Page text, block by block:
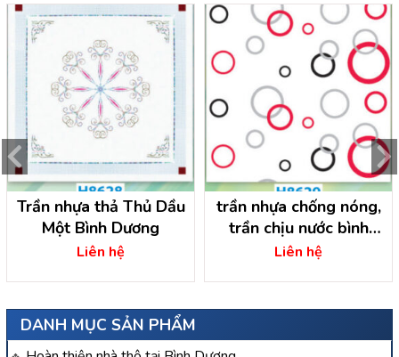
DANH MỤC SẢN PHẨM
Trần nhựa thả Thủ Dầu
Một Bình Dương
Liên hệ
trần nhựa chống nóng,
trần chịu nước bình
dương
Liên hệ